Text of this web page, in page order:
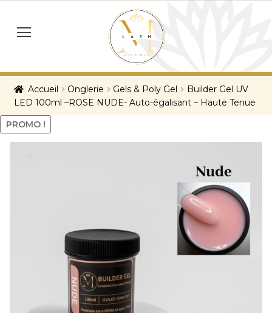
navigation
content
menu
Accueil Onglerie Gels & Poly Gel
Builder Gel UV
LED 100ml –ROSE NUDE- Auto-égalisant – Haute Tenue
PROMO !